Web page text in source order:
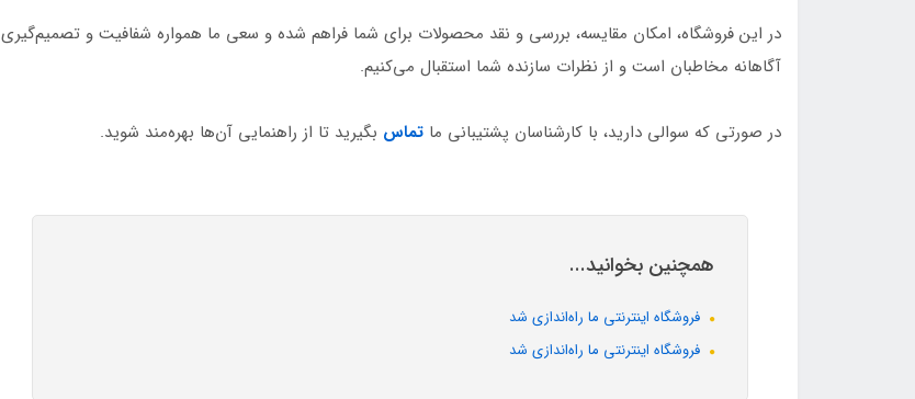
در این فروشگاه، امکان مقایسه، بررسی و نقد محصولات برای شما فراهم شده و سعی ما همواره شفافیت و تصمیم‌گیری
آگاهانه مخاطبان است و از نظرات سازنده شما استقبال می‌کنیم.
در صورتی که سوالی دارید، با کارشناسان پشتیبانی ما تماس بگیرید تا از راهنمایی آن‌ها بهره‌مند شوید.
همچنین بخوانید...
فروشگاه اینترنتی ما راه‌اندازی شد
فروشگاه اینترنتی ما راه‌اندازی شد